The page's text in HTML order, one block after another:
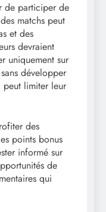
de participer de
matchs peut
et des
devraient
uniquement sur
développer
peut limiter leur
des
points bonus
informé sur
de
qui